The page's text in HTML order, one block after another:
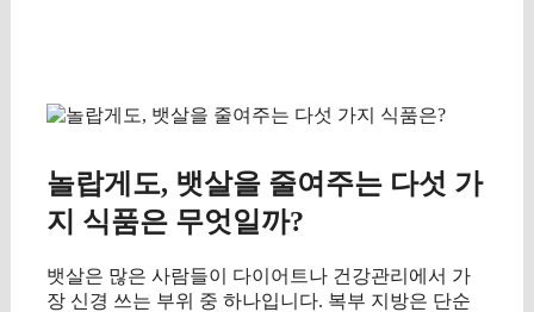
놀랍게도, 뱃살을 줄여주는 다섯 가
지 식품은 무엇일까?
뱃살은 많은 사람들이 다이어트나 건강관리에서 가
장 신경 쓰는 부위 중 하나입니다. 복부 지방은 단순